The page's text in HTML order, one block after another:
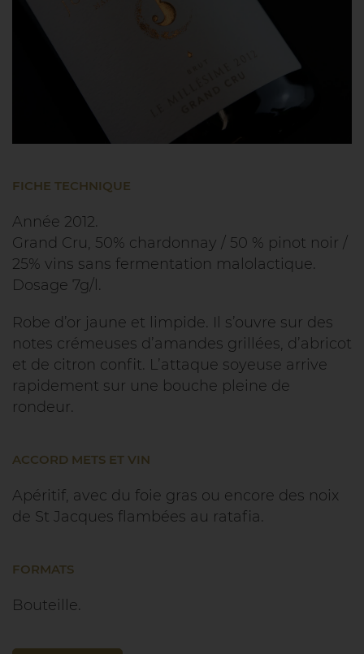
FICHE TECHNIQUE
Année 2012.
Grand Cru, 50% chardonnay / 50 % pinot noir /
25% vins sans fermentation malolactique.
Dosage 7g/l.
Robe d’or jaune et limpide. Il s’ouvre sur des
notes crémeuses d’amandes grillées, d’abricot
et de citron confit. L’attaque soyeuse arrive
rapidement sur une bouche pleine de
rondeur.
ACCORD METS ET VIN
Apéritif, avec du foie gras ou encore des noix
de St Jacques flambées au ratafia.
FORMATS
Bouteille.